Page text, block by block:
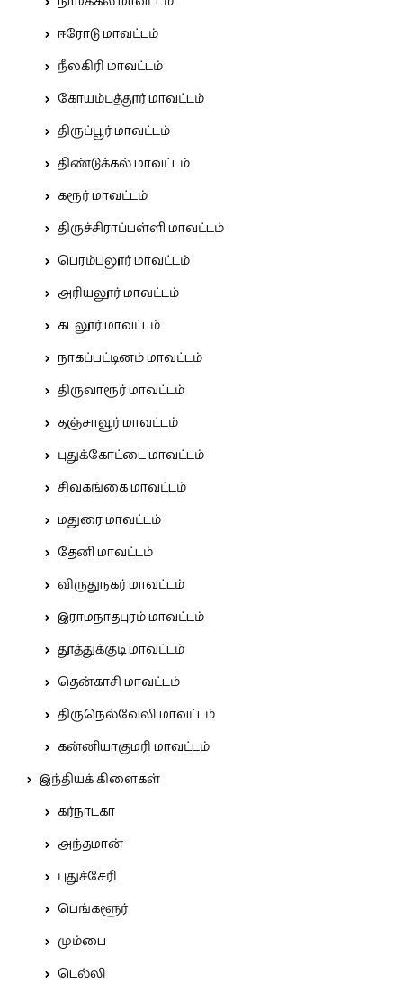
ஈரோடு மாவட்டம்
நீலகிரி மாவட்டம்
கோயம்புத்தூர் மாவட்டம்
திருப்பூர் மாவட்டம்
திண்டுக்கல் மாவட்டம்
கரூர் மாவட்டம்
திருச்சிராப்பள்ளி மாவட்டம்
பெரம்பலூர் மாவட்டம்
அரியலூர் மாவட்டம்
கடலூர் மாவட்டம்
நாகப்பட்டினம் மாவட்டம்
திருவாரூர் மாவட்டம்
தஞ்சாவூர் மாவட்டம்
புதுக்கோட்டை மாவட்டம்
சிவகங்கை மாவட்டம்
மதுரை மாவட்டம்
தேனி மாவட்டம்
விருதுநகர் மாவட்டம்
இராமநாதபுரம் மாவட்டம்
தூத்துக்குடி மாவட்டம்
தென்காசி மாவட்டம்
திருநெல்வேலி மாவட்டம்
கன்னியாகுமரி மாவட்டம்
இந்தியக் கிளைகள்
கர்நாடகா
அந்தமான்
புதுச்சேரி
பெங்களூர்
மும்பை
டெல்லி